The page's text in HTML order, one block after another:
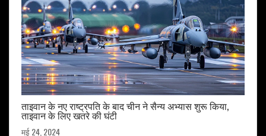
ताइवान के नए राष्ट्रपति के बाद चीन ने सैन्य अभ्यास शुरू किया,
ताइवान के लिए खतरे की घंटी
मई 24, 2024